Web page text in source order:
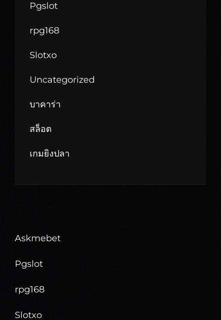
Pgslot
rpg168
Slotxo
Uncategorized
บาคาร่า
สล็อต
เกมยิงปลา
Askmebet
Pgslot
rpg168
Slotxo